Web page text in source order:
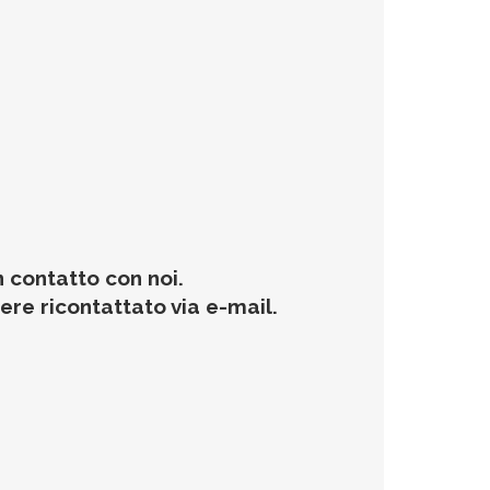
contatto con noi.
ricontattato via e-mail.